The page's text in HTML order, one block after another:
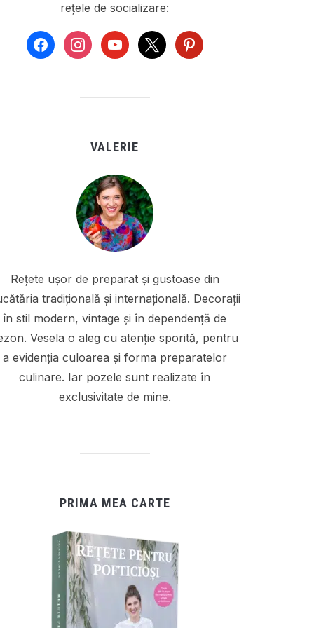
rețele de socializare:
facebookinstagramyoutube
x pinterest
VALERIE
Rețete ușor de preparat și gustoase din
tradițională și internațională. Decorații
în stil modern, vintage și în dependență de
Vesela o aleg cu atenție sporită, pentru
a evidenția culoarea și forma preparatelor
culinare. Iar pozele sunt realizate în
exclusivitate de mine.
PRIMA MEA CARTE